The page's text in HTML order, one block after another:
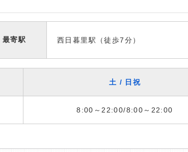
最寄駅 西日暮里駅（徒歩7分）
土 / 日祝
8:00～22:00/8:00～22:00